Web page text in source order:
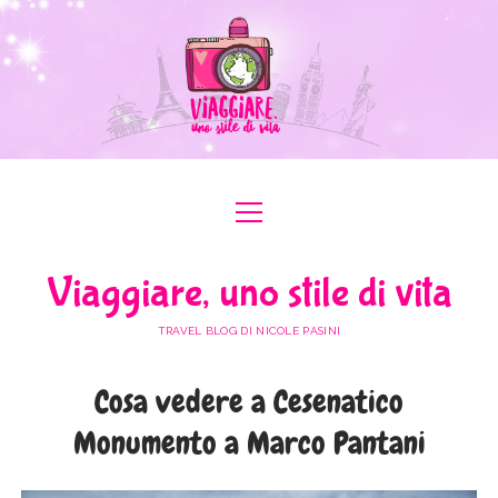
ABOUT ME
MEDIA KIT
menu
BOLOGNA
FORLÌ-CESENA
MODENA
apri
menu
LAZIO
LOMBARDIA
AUSTRIA
BULGARIA
AFRICA
apri
EGITTO
ASIA apri
apri
menu
Viaggiare, uno stile di vita
TRAVEL BLOG DI NICOLE PASINI
Cosa vedere a Cesenatico
Monumento a Marco Pantani